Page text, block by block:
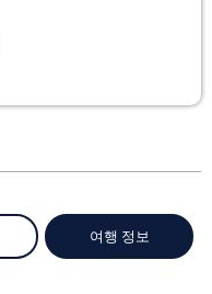
여행 정보